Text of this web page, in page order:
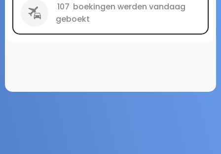
107 boekingen werden vandaag
geboekt